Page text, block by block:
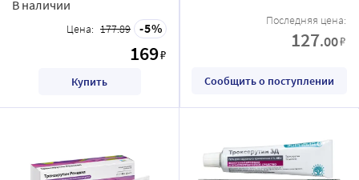
В наличии
Цена: 177.89 5
169₽
Купить
Последняя цена:
127.00₽
Сообщить о поступлении